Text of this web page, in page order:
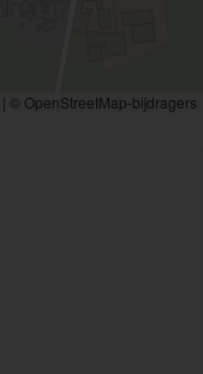
| © OpenStreetMap-bijdragers